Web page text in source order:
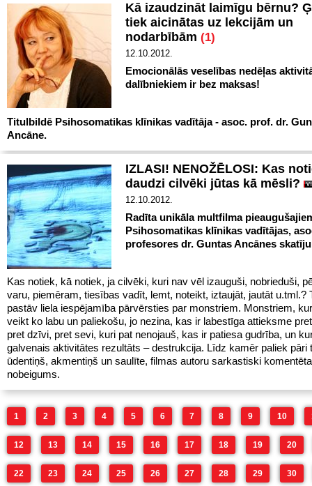
Kā izaudzināt laimīgu bērnu?
tiek aicinātas uz lekcijām un
nodarbībām (1)
12.10.2012.
Emocionālās veselības nedēļas
dalībniekiem ir bez maksas!
Titulbildē Psihosomatikas klīnikas vadītāja - asoc. prof. dr.
Ancāne.
IZLASI! NENOŽĒLOSI: Kas
daudzi cilvēki jūtas kā mēsli?
12.10.2012.
Radīta unikāla multfilma
Psihosomatikas klīnikas vadītājas,
profesores dr. Guntas Ancānes
Kas notiek, kā notiek, ja cilvēki, kuri nav vēl izauguši, nobrieduši,
varu, piemēram, tiesības vadīt, lemt, noteikt, iztaujāt, jautāt u.tml.?
pastāv liela iespējamība pārvērsties par monstriem. Monstriem,
veikt ko labu un paliekošu, jo nezina, kas ir labestīga attieksme
pret dzīvi, pret sevi, kuri pat nenojauš, kas ir patiesa gudrība, un
galvenais aktivitātes rezultāts – destrukcija. Līdz kamēr paliek pāri
ūdentiņš, akmentiņš un saulīte, filmas autoru sarkastiski
nobeigums.
1 2 3 4 5 6 7 8 9 10
12 13 14 15 16 17 18 19 20
22 23 24 25 26 27 28 29 30